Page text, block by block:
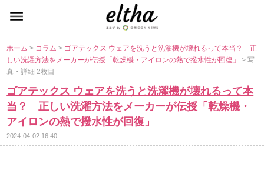
ホーム> コラム> ゴアテックス ウェアを洗うと洗濯機が壊れるって本当？ 正
しい洗濯方法をメーカーが伝授「乾燥機・アイロンの熱で撥水性が回復」> 写
真・詳細 2枚目
ゴアテックス ウェアを洗うと洗濯機が壊れるって本
当？ 正しい洗濯方法をメーカーが伝授「乾燥機・
アイロンの熱で撥水性が回復」
2024-04-02 16:40